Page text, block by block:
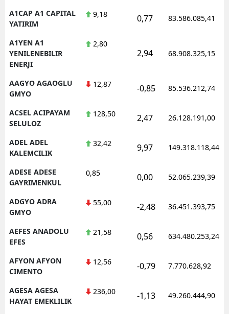
A1CAP A1 CAPITAL
YATIRIM
9,18 0,77 83.586.085,41
A1YEN A1
YENILENEBILIR
ENERJI
2,80
2,94 68.908.325,15
AAGYO AGAOGLU
GMYO
12,87 -0,85 85.536.212,74
ACSEL ACIPAYAM
SELULOZ
128,50 2,47 26.128.191,00
ADEL ADEL
KALEMCILIK
32,42 9,97 149.318.118,44
ADESE ADESE
GAYRIMENKUL
0,85 0,00 52.065.239,39
ADGYO ADRA
GMYO
55,00 -2,48 36.451.393,75
AEFES ANADOLU
EFES
21,58 0,56 634.480.253,24
AFYON AFYON
CIMENTO
12,56 -0,79 7.770.628,92
AGESA AGESA
HAYAT EMEKLILIK
236,00 -1,13 49.260.444,90